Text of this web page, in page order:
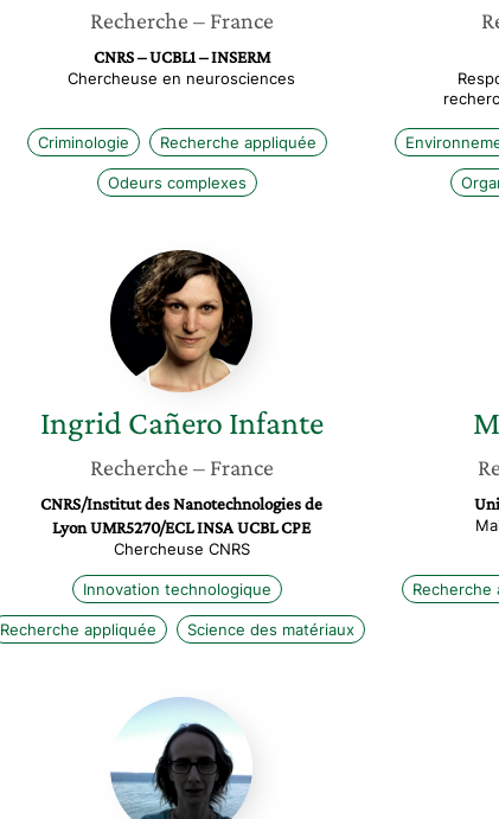
Recherche – France
CNRS – UCBL1 – INSERM
Chercheuse en neurosciences
Criminologie Recherche appliquée
Odeurs complexes
Ingrid
Cañero
Infante
Ingrid Cañero Infante
Recherche – France
CNRS/Institut des Nanotechnologies de
Lyon UMR5270/ECL INSA UCBL CPE
Chercheuse CNRS
Innovation technologique
Recherche appliquée Science des matériaux
Recherche
Meriem
Rodary